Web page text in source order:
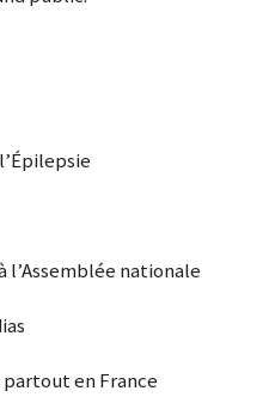
l’Assemblée nationale
en France